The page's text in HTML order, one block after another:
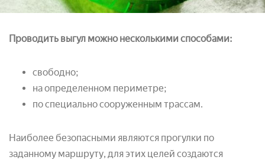
Проводить выгул можно несколькими способами:
свободно;
на определенном периметре;
по специально сооруженным трассам.
Наиболее безопасными являются прогулки по
заданному маршруту, для этих целей создаются